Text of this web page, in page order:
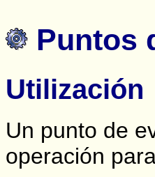
Puntos
Utilización
Un punto de
operación